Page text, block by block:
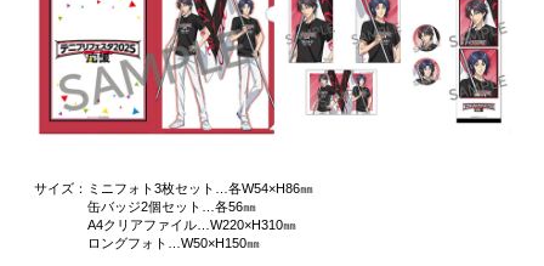
サイズ：ミニフォト3枚セット…各W54×H86㎜
缶バッジ2個セット…各56㎜
A4クリアファイル…W220×H310㎜
ロングフォト…W50×H150㎜